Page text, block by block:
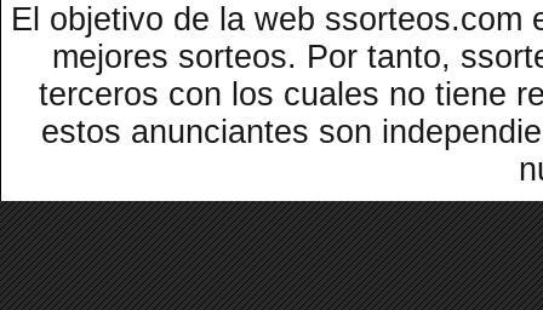
El objetivo de la web ssorteos.com
mejores sorteos. Por tanto,
terceros con los cuales no tiene
estos anunciantes son